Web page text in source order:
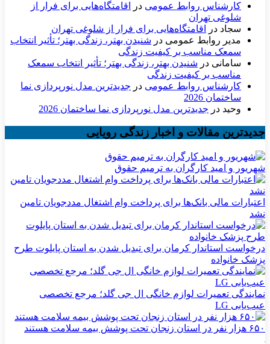
کارشناس روابط عمومی در
اقامتگاه‌هایی برای فرار از
شلوغی تهران
سجاد در
اقامتگاه‌هایی برای فرار از شلوغی تهران
مدیر روابط عمومی در شنیدن بهتر، زندگی بهتر؛ تأثیر انتخاب
سمعک مناسب بر کیفیت زندگی
سامانی در شنیدن بهتر، زندگی بهتر؛ تأثیر انتخاب سمعک
مناسب بر کیفیت زندگی
کارشناس روابط عمومی در جدیدترین مدل نورپردازی نما
ساختمان 2026
وحید در جدیدترین مدل نورپردازی نما ساختمان 2026
جدیدترین مقالات و اخبار زندگی رویایی
شهریور و امید کارگران به ترمیم حقوق
اعتبارات مالی بانک‌ها برای پرداخت وام اشتغال مددجویان تامین
نشد
درخواست استاندار کرمان برای تبدیل شدن به استان پایلوت طرح
پزشک خانواده
نمایندگی تعمیرات لوازم خانگی ال جی گلد؛ مرجع تخصصی
عیب‌یابی LG
۶۵۰ هزار نفر در استان زنجان تحت پوشش بیمه سلامت هستند